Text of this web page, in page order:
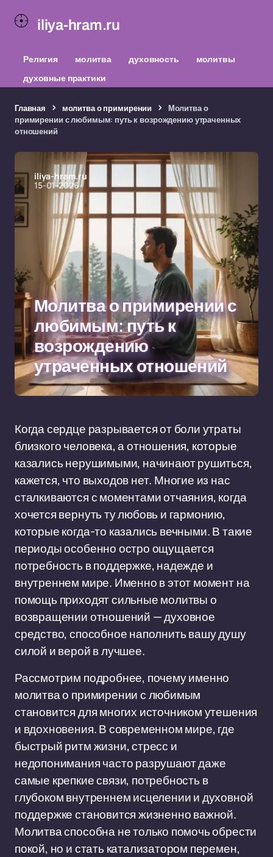
iliya-hram.ru
Религия молитва духовность
молитвы
духовные практики
Главная молитва о примирении
Молитва о
примирении с любимым: путь к возрождению утраченных
отношений
iliya-hram.ru
15-01-2026
Молитва о примирении с
любимым: путь к
возрождению
утраченных отношений
Когда сердце разрывается от боли утраты
близкого человека, а отношения, которые
казались нерушимыми, начинают рушиться,
кажется, что выходов нет. Многие из нас
сталкиваются с моментами отчаяния, когда
хочется вернуть ту любовь и гармонию,
которые когда-то казались вечными. В такие
периоды особенно остро ощущается
потребность в поддержке, надежде и
внутреннем мире. Именно в этот момент на
помощь приходят сильные молитвы о
возвращении отношений — духовное
средство, способное наполнить вашу душу
силой и верой в лучшее.
Рассмотрим подробнее, почему именно
молитва о примирении с любимым
становится для многих источником утешения
и вдохновения. В современном мире, где
быстрый ритм жизни, стресс и
недопонимания часто разрушают даже
самые крепкие связи, потребность в
глубоком внутреннем исцелении и духовной
поддержке становится жизненно важной.
Молитва способна не только помочь обрести
покой, но и стать катализатором перемен,